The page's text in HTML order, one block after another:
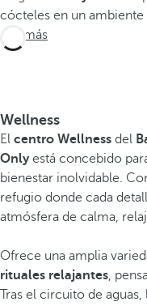
cócteles en un
Ver más
Wellness
El centro Wellness del
Onlyestá concebido
bienestar inolvidable.
refugio donde cada
atmósfera de calma,
Ofrece una amplia
rituales relajantes,
Tras el circuito de aguas,